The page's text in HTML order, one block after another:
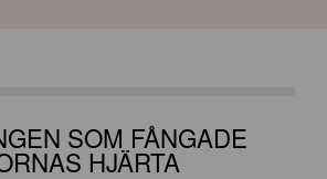
SOM FÅNGADE
HJÄRTA